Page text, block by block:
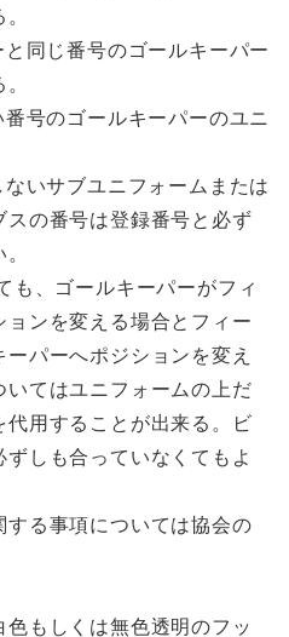
同じ番号のゴールキーパー
号のゴールキーパーのユニ
いサブユニフォームまたは
の番号は登録番号と必ず
、ゴールキーパーがフィ
ンを変える場合とフィー
パーへポジションを変え
てはユニフォームの上だ
用することが出来る。ビ
しも合っていなくてもよ
る事項については協会の
色もしくは無色透明のフッ